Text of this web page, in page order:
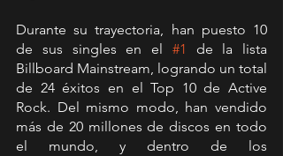
Durante su trayectoria, han puesto 10
de sus singles en el #1 de la lista
Billboard Mainstream, logrando un total
de 24 éxitos en el Top 10 de Active
Rock. Del mismo modo, han vendido
más de 20 millones de discos en todo
el mundo, y dentro de los